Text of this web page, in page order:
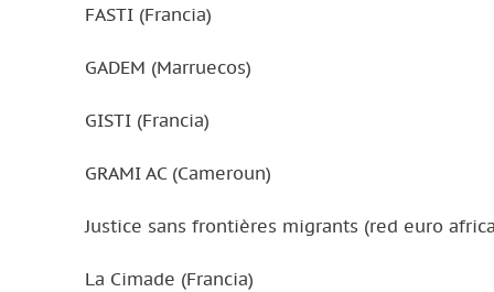
FASTI (Francia)
GADEM (Marruecos)
GISTI (Francia)
GRAMI AC (Cameroun)
Justice sans frontières migrants (red euro
La Cimade (Francia)